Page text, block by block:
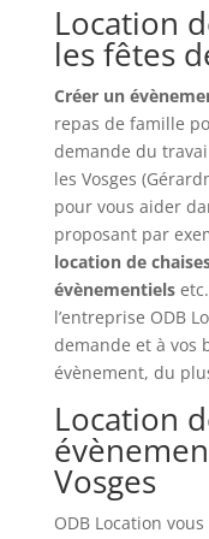
Location
les fêtes
Créer un
repas de famille
demande du
les Vosges
pour vous aider
proposant par
location de
évènementielsetc.
l’entreprise ODB
demande et à vos
évènement, du
Location
Vosges
ODB Location